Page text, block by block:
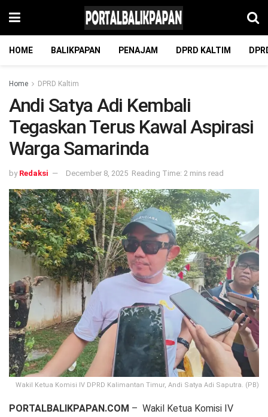
HOME BALIKPAPAN PENAJAM DPRD KALTIM
Home DPRD Kaltim
Andi Satya Adi Kembali
Tegaskan Terus Kawal Aspirasi
Warga Samarinda
by Redaksi December 8, 2025 Reading Time: 2 mins read
Wakil Ketua Komisi IV DPRD Kalimantan Timur, Andi Satya Adi Saputra. (PB)
PORTALBALIKPAPAN.COM – Wakil Ketua Komisi IV